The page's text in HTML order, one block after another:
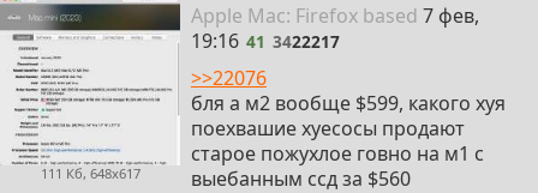
111 Кб, 648x617
Apple Mac: Firefoxbased 41
7 фев,
19:16 41 3422217
>>22076
бля а м2 вообще $599, какого хуя
поехвашие хуесосы продают
старое пожухлое говно на м1 с
выебанным ссд за $560